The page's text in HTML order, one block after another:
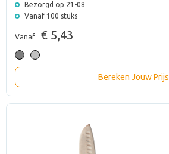
Bezorgd op 21-08
Vanaf 100 stuks
Vanaf € 5,43
Bereken Jouw Prijs